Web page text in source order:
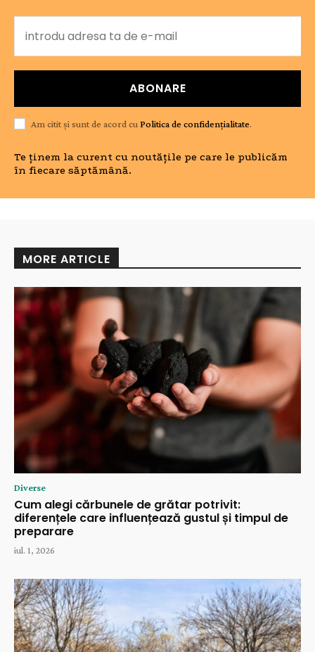
ABONARE
Am citit și sunt de acord cu Politica de confidențialitate.
Te ținem la curent cu noutățile pe care le publicăm
în fiecare săptămână.
MORE ARTICLE
Diverse
Cum alegi cărbunele de grătar potrivit:
diferențele care influențează gustul și timpul de
preparare
iul. 1, 2026